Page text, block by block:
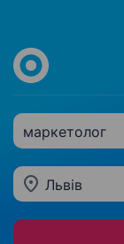
маркетолог
Львів